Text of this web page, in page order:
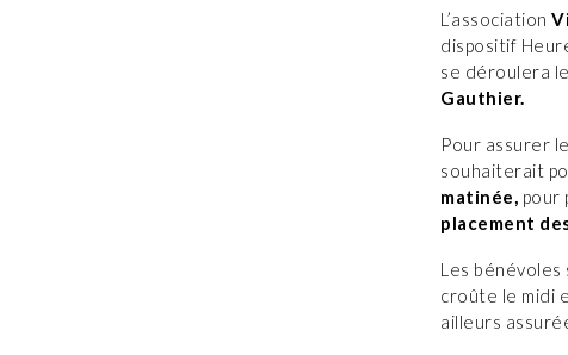
L’association
dispositif
se déroulera le
Gauthier.
Pour assurer
souhaiterait
matinée, pour
placement
Les bénévoles
croûte le midi
ailleurs